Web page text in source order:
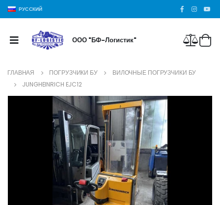
РУССКИЙ
ООО "БФ-Логистик"
ГЛАВНАЯ ПОГРУЗЧИКИ БУ
ВИЛОЧНЫЕ ПОГРУЗЧИКИ БУ
JUNGHEINRICH EJC12